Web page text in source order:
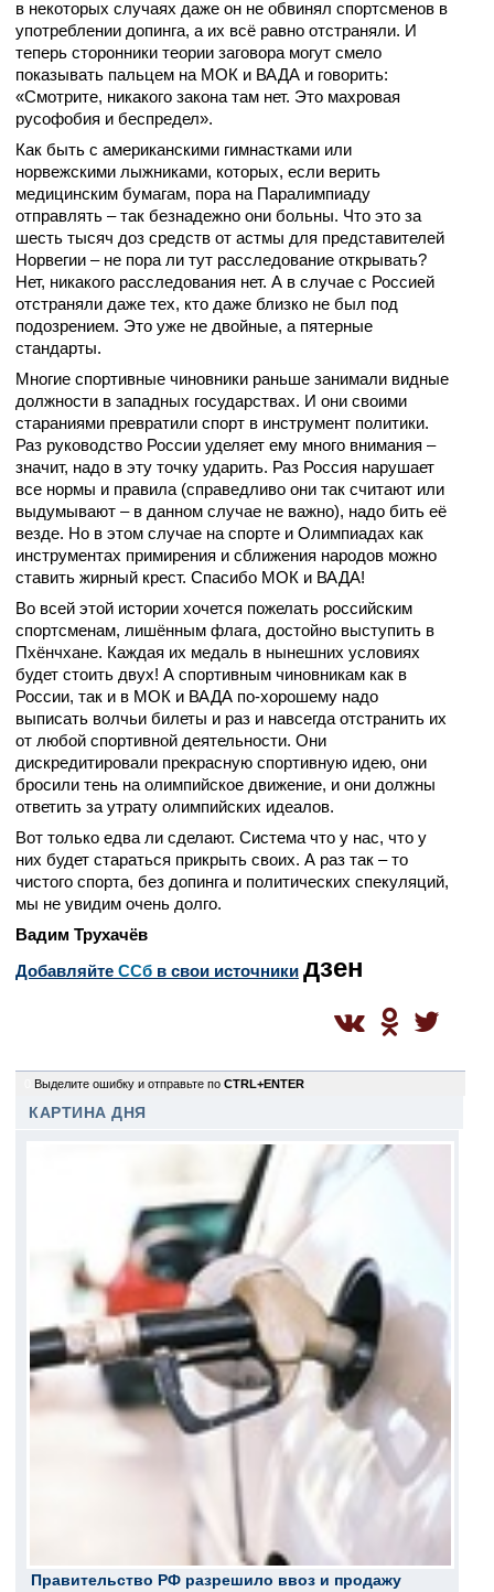
в некоторых случаях даже он не обвинял спортсменов в
употреблении допинга, а их всё равно отстраняли. И
теперь сторонники теории заговора могут смело
показывать пальцем на МОК и ВАДА и говорить:
«Смотрите, никакого закона там нет. Это махровая
русофобия и беспредел».
Как быть с американскими гимнастками или
норвежскими лыжниками, которых, если верить
медицинским бумагам, пора на Паралимпиаду
отправлять – так безнадежно они больны. Что это за
шесть тысяч доз средств от астмы для представителей
Норвегии – не пора ли тут расследование открывать?
Нет, никакого расследования нет. А в случае с Россией
отстраняли даже тех, кто даже близко не был под
подозрением. Это уже не двойные, а пятерные
стандарты.
Многие спортивные чиновники раньше занимали видные
должности в западных государствах. И они своими
стараниями превратили спорт в инструмент политики.
Раз руководство России уделяет ему много внимания –
значит, надо в эту точку ударить. Раз Россия нарушает
все нормы и правила (справедливо они так считают или
выдумывают – в данном случае не важно), надо бить её
везде. Но в этом случае на спорте и Олимпиадах как
инструментах примирения и сближения народов можно
ставить жирный крест. Спасибо МОК и ВАДА!
Во всей этой истории хочется пожелать российским
спортсменам, лишённым флага, достойно выступить в
Пхёнчхане. Каждая их медаль в нынешних условиях
будет стоить двух! А спортивным чиновникам как в
России, так и в МОК и ВАДА по-хорошему надо
выписать волчьи билеты и раз и навсегда отстранить их
от любой спортивной деятельности. Они
дискредитировали прекрасную спортивную идею, они
бросили тень на олимпийское движение, и они должны
ответить за утрату олимпийских идеалов.
Вот только едва ли сделают. Система что у нас, что у
них будет стараться прикрыть своих. А раз так – то
чистого спорта, без допинга и политических спекуляций,
мы не увидим очень долго.
Вадим Трухачёв
Добавляйте CСб в свои источники дзен
Выделите ошибку и отправьте по CTRL+ENTER
КАРТИНА ДНЯ
Правительство РФ разрешило ввоз и продажу